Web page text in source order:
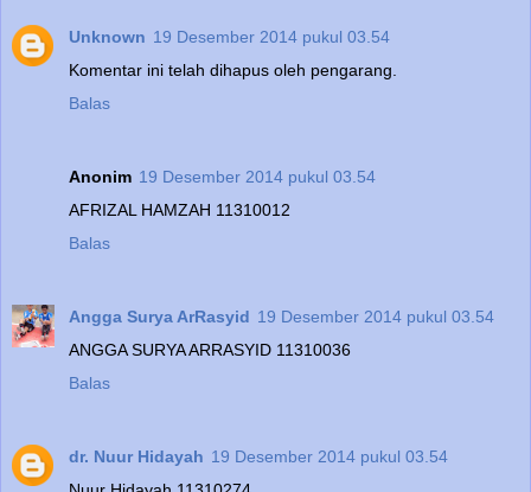
Unknown 19 Desember 2014 pukul 03.54
Komentar ini telah dihapus oleh pengarang.
Balas
Anonim 19 Desember 2014 pukul 03.54
AFRIZAL HAMZAH 11310012
Balas
Angga Surya ArRasyid 19 Desember 2014 pukul 03.54
ANGGA SURYA ARRASYID 11310036
Balas
dr. Nuur Hidayah 19 Desember 2014 pukul 03.54